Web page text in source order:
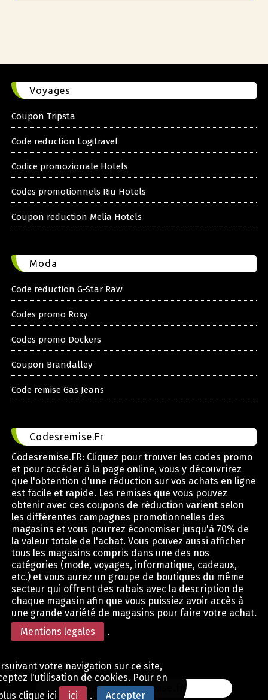
Voyages
Coupon Tripsta
Code reduction Logitravel
Codice promozionale Hotels
Codes promotionnels Riu Hotels
Coupon reduction Melia Hotels
Moda
Code reduction G-Star Raw
Codes promo Roxy
Codes promo Dockers
Coupon Brandalley
Code remise Gas Jeans
Codesremise.Fr
Codesremise.FR: Cliquez pour trouver les codes promo
et pour accéder à la page online, vous y découvrirez
que l'obtention d'une réduction sur vos achats en ligne
est facile et rapide. Les remises que vous pouvez
obtenir avec ces coupons de réduction varient selon
les différentes campagnes promotionnelles des
magasins et vous pourrez économiser jusqu'à 70% de
la valeur totale de l'achat. Vous pouvez aussi afficher
tous les magasins compris dans une des nos
catégories (mode, voyages, informatique, cadeaux,
etc.) et vous aurez un groupe de boutiques du même
secteur qui offrent des rabais avec la description de
chaque magasin afin que vous puissiez avoir accès à
une grande variété de magasins pour faire votre achat.
Mentions legales
.
www.codesremise.fr
votre navigation sur ce site,
l'utilisation de cookies. Pour en
clique ici
ici . Accepter